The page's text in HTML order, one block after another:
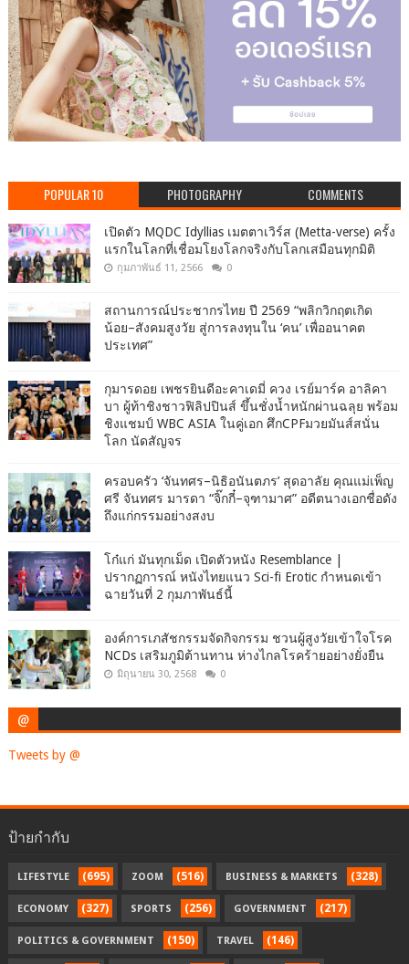
POPULAR 10 PHOTOGRAPHY COMMENTS
เปิดตัว MQDC Idyllias เมตตาเวิร์ส (Metta-verse) ครั้ง
แรกในโลกที่เชื่อมโยงโลกจริงกับโลกเสมือนทุกมิติ
กุมภาพันธ์ 11, 2566 0
สถานการณ์ประชากรไทย ปี 2569 “พลิกวิกฤตเกิด
น้อย–สังคมสูงวัย สู่การลงทุนใน ‘คน’ เพื่ออนาคต
ประเทศ”
กุมารดอย เพชรยินดีอะคาเดมี่ ควง เรย์มาร์ค อาลิคา
บา ผู้ท้าชิงชาวฟิลิปปินส์ ขึ้นชั่งน้ำหนักผ่านฉลุย พร้อม
ชิงแชมป์ WBC ASIA ในคู่เอก ศึกCPFมวยมันส์สนั่น
โลก นัดสัญจร
ครอบครัว ‘จันทศร–นิธิอนันตภร’ สุดอาลัย คุณแม่เพ็ญ
ศรี จันทศร มารดา “จิ๊กกี๋–จุฑามาศ” อดีตนางเอกชื่อดัง
ถึงแก่กรรมอย่างสงบ
โก๋แก่ มันทุกเม็ด เปิดตัวหนัง Resemblance |
ปรากฏการณ์ หนังไทยแนว Sci-fi Erotic กำหนดเข้า
ฉายวันที่ 2 กุมภาพันธ์นี้
องค์การเภสัชกรรมจัดกิจกรรม ชวนผู้สูงวัยเข้าใจโรค
NCDs เสริมภูมิต้านทาน ห่างไกลโรคร้ายอย่างยั่งยืน
มิถุนายน 30, 2568 0
@
Tweets by @
ป้ายกำกับ
LIFESTYLE (695) ZOOM (516) BUSINESS & MARKETS (328)
ECONOMY (327) SPORTS (256) GOVERNMENT (217)
POLITICS & GOVERNMENT (150) TRAVEL (146)